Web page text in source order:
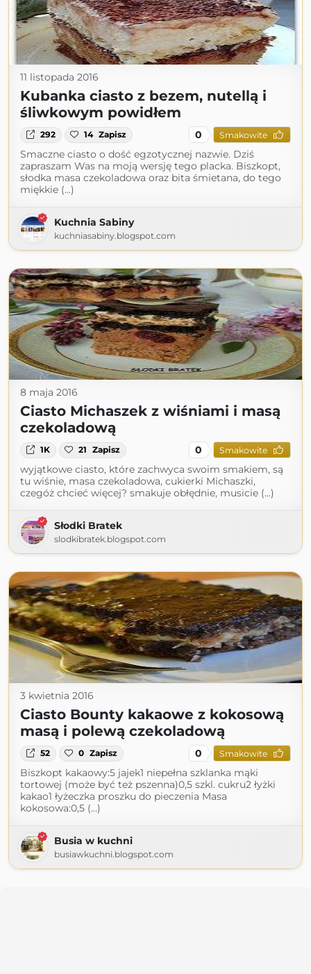
11 listopada 2016
Kubanka ciasto z bezem, nutellą i
śliwkowym powidłem
292 14 Zapisz 0 Smakowite
Smaczne ciasto o dość egzotycznej nazwie. Dziś
zapraszam Was na moją wersję tego placka. Biszkopt,
słodka masa czekoladowa oraz bita śmietana, do tego
miękkie (...)
Kuchnia Sabiny
kuchniasabiny.blogspot.com
8 maja 2016
Ciasto Michaszek z wiśniami i masą
czekoladową
1K 21 Zapisz 0 Smakowite
wyjątkowe ciasto, które zachwyca swoim smakiem, są
tu wiśnie, masa czekoladowa, cukierki Michaszki,
czegóż chcieć więcej? smakuje obłędnie, musicie (...)
Słodki Bratek
slodkibratek.blogspot.com
3 kwietnia 2016
Ciasto Bounty kakaowe z kokosową
masą i polewą czekoladową
52 0 Zapisz 0 Smakowite
Biszkopt kakaowy:5 jajek1 niepełna szklanka mąki
tortowej (może być też pszenna)0,5 szkl. cukru2 łyżki
kakao1 łyżeczka proszku do pieczenia Masa
kokosowa:0,5 (...)
Busia w kuchni
busiawkuchni.blogspot.com